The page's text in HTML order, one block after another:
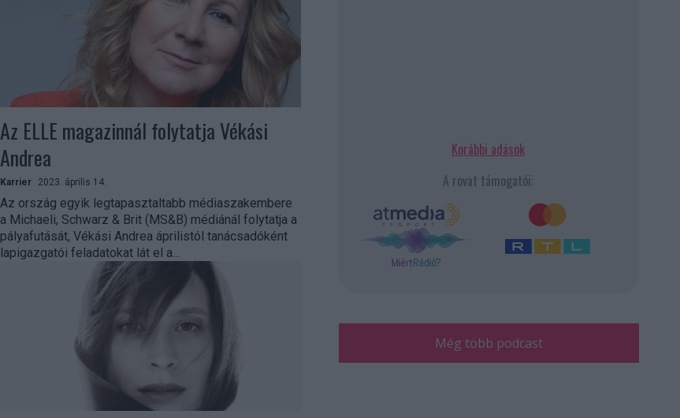
Az ELLE magazinnál folytatja Vékási
Andrea
Karrier 2023. április 14.
Az ország egyik legtapasztaltabb médiaszakembere
a Michaeli, Schwarz & Brit (MS&B) médiánál folytatja a
pályafutását, Vékási Andrea áprilistól tanácsadóként
lapigazgatói feladatokat lát el a...
Korábbi adások
A rovat támogatói:
Még több podcast